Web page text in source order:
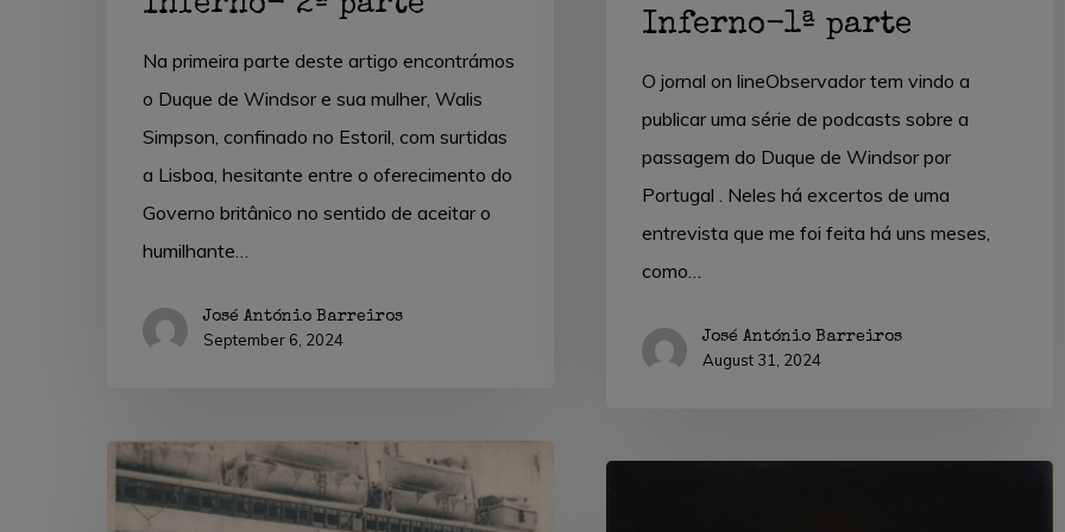
Inferno- 2ª parte
Na primeira parte deste artigo encontrámos
o Duque de Windsor e sua mulher, Walis
Simpson, confinado no Estoril, com surtidas
a Lisboa, hesitante entre o oferecimento do
Governo britânico no sentido de aceitar o
humilhante…
José António Barreiros
September 6, 2024
Inferno-1ª parte
O jornal on lineObservador tem vindo a
publicar uma série de podcasts sobre a
passagem do Duque de Windsor por
Portugal . Neles há excertos de uma
entrevista que me foi feita há uns meses,
como…
José António Barreiros
August 31, 2024
Neutralidade
e